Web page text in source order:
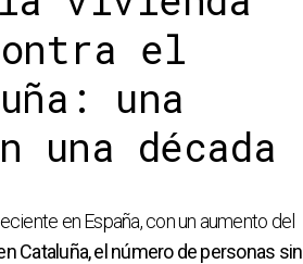
el
una
una década
en España, con un aumento del
Cataluña, el número de personas sin